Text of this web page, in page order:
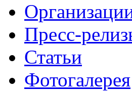
Пресс-
Статьи
Фотогалерея